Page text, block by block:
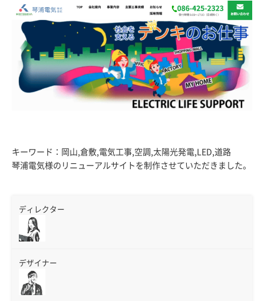
キーワード：岡山,倉敷,電気工事,空調,太陽光発電,LED,道路
琴浦電気様のリニューアルサイトを制作させていただきました。
ディレクター
デザイナー